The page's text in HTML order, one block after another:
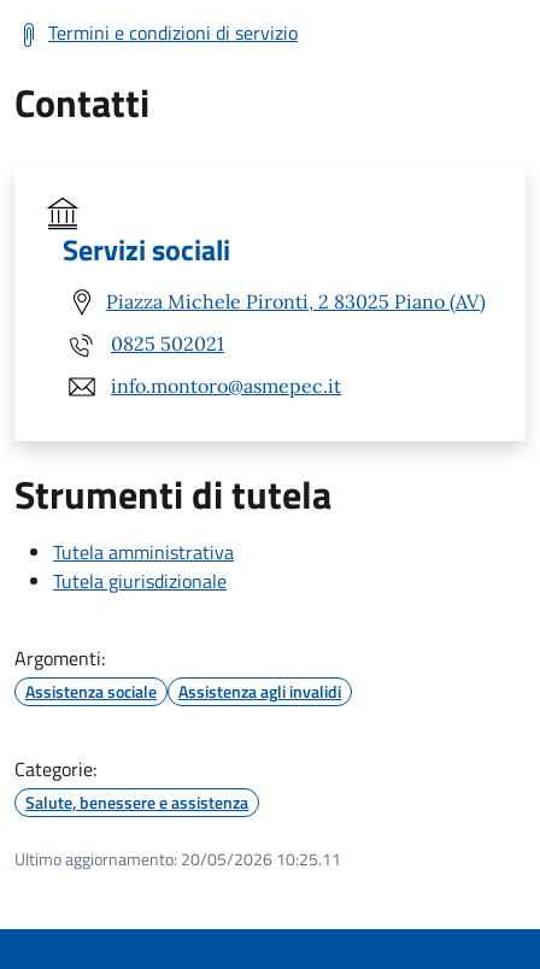
Termini e condizioni di servizio
Contatti
Servizi sociali
Piazza Michele Pironti, 2 83025 Piano (AV)
0825 502021
info.montoro@asmepec.it
Strumenti di tutela
Tutela amministrativa
Tutela giurisdizionale
Argomenti:
Assistenza sociale Assistenza agli invalidi
Categorie:
Salute, benessere e assistenza
Ultimo aggiornamento: 20/05/2026 10:25.11